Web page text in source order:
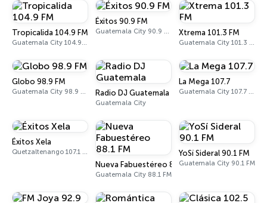
Tropicalida 104.9 FM
Guatemala City 104.9 FM
Éxitos 90.9 FM
Guatemala City 90.9 FM Xtrema 101.3 FM
Guatemala City 101.3 FM
Globo 98.9 FM
Guatemala City 98.9 FM Radio DJ Guatemala
Guatemala City
La Mega 107.7
Guatemala City 107.7 FM
Éxitos Xela
Quetzaltenango 107.1 FM
Nueva Fabuestéreo 88.1 FM
Guatemala City 88.1 FM
YoSí Sideral 90.1 FM
Guatemala City 90.1 FM